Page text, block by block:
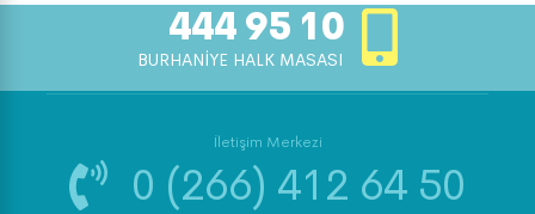
444 95 10
BURHANİYE HALK MASASI
İletişim Merkezi
0 (266) 412 64 50